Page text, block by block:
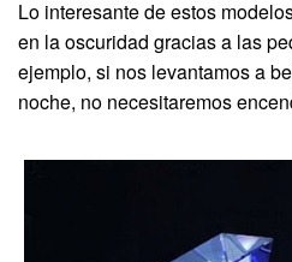
Lo interesante de estos
en la oscuridad gracias a las
ejemplo, si nos levantamos a
noche, no necesitaremos